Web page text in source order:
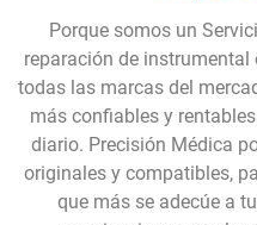
Porque somos un
reparación de
todas las marcas del
más confiables y
diario. Precisión Médica
originales y compatibles,
que más se adecúe a